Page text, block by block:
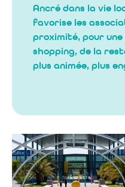
Ancré dans la vie
favorise les
proximité, pour
shopping, de la
plus animée, plus